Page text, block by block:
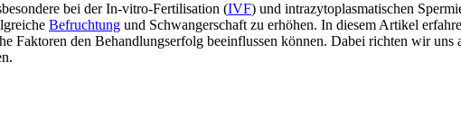
bei der In-vitro-Fertilisation (IVF) und intrazytoplasmatischen
Befruchtung und Schwangerschaft zu erhöhen. In diesem Artikel
Faktoren den Behandlungserfolg beeinflussen können. Dabei richten wir uns